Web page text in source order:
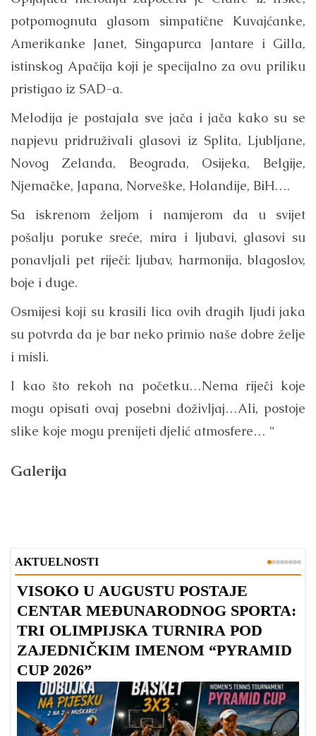
potpomognuta glasom simpatične Kuvajćanke,
Amerikanke Janet, Singapurca Jantare i Gilla,
istinskog Apačija koji je specijalno za ovu priliku
pristigao iz SAD-a.
Melodija je postajala sve jača i jača kako su se
napjevu pridruživali glasovi iz Splita, Ljubljane,
Novog Zelanda, Beograda, Osijeka, Belgije,
Njemačke, Japana, Norveške, Holandije, BiH….
Sa iskrenom željom i namjerom da u svijet
pošalju poruke sreće, mira i ljubavi, glasovi su
ponavljali pet riječi: ljubav, harmonija, blagoslov,
boje i duge.
Osmijesi koji su krasili lica ovih dragih ljudi jaka
su potvrda da je bar neko primio naše dobre želje
i misli.
I kao što rekoh na početku…Nema riječi koje
mogu opisati ovaj posebni doživljaj…Ali, postoje
slike koje mogu prenijeti djelić atmosfere… “
Galerija
AKTUELNOSTI
VISOKO U AUGUSTU POSTAJE
CENTAR MEĐUNARODNOG SPORTA:
TRI OLIMPIJSKA TURNIRA POD
ZAJEDNIČKIM IMENOM “PYRAMID
CUP 2026”